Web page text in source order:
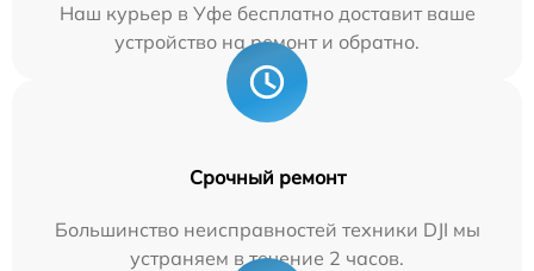
Наш курьер в Уфе бесплатно доставит ваше
устройство на ремонт и обратно.
Срочный ремонт
Большинство неисправностей техники DJI мы
устраняем в течение 2 часов.